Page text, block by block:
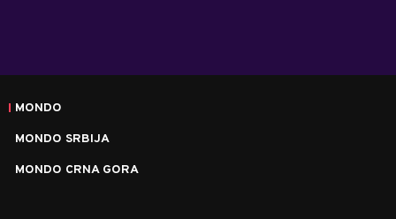
MONDO
MONDO SRBIJA
MONDO CRNA GORA